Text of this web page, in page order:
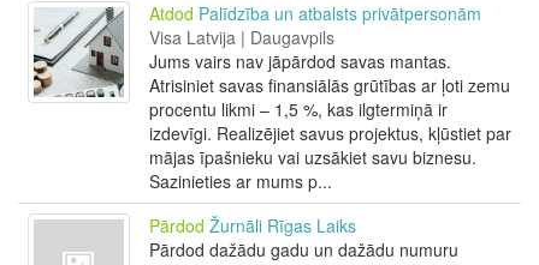
Atdod Palīdzība un atbalsts privātpersonām
Visa Latvija | Daugavpils
Jums vairs nav jāpārdod savas mantas.
Atrisiniet savas finansiālās grūtības ar ļoti zemu
procentu likmi – 1,5 %, kas ilgtermiņā ir
izdevīgi. Realizējiet savus projektus, kļūstiet par
mājas īpašnieku vai uzsākiet savu biznesu.
Sazinieties ar mums p...
Pārdod Žurnāli Rīgas Laiks
Pārdod dažādu gadu un dažādu numuru